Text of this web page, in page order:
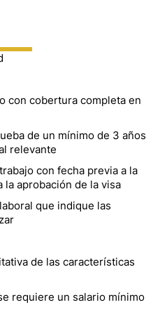
con cobertura completa en
de un mínimo de 3 años
relevante
con fecha previa a la
aprobación de la visa
que indique las
de las características
requiere un salario mínimo